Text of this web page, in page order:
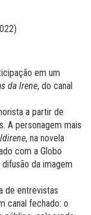
em um
da Irene, do canal
a partir de
A personagem mais
, na novela
com a Globo
da imagem
de entrevistas
canal fechado: o